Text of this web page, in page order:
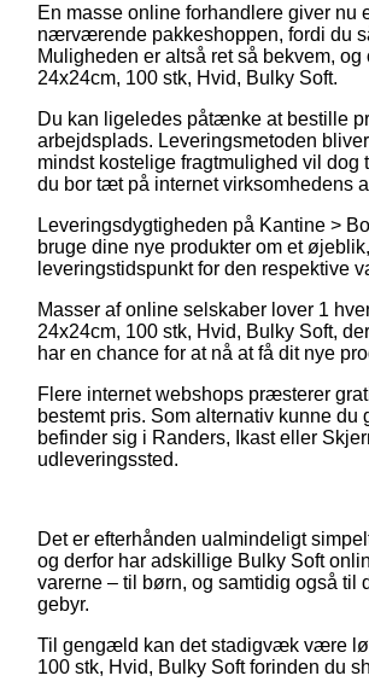
En masse online forhandlere giver nu
nærværende pakkeshoppen, fordi du
Muligheden er altså ret så bekvem,
24x24cm, 100 stk, Hvid, Bulky Soft.
Du kan ligeledes påtænke at bestille
arbejdsplads. Leveringsmetoden
mindst kostelige fragtmulighed vil
du bor tæt på internet virksomhedens
Leveringsdygtigheden på Kantine >
bruge dine nye produkter om et
leveringstidspunkt for den respektive
Masser af online selskaber lover 1
24x24cm, 100 stk, Hvid, Bulky Soft,
har en chance for at nå at få dit nye
Flere internet webshops præsterer
bestemt pris. Som alternativ kunne
befinder sig i Randers, Ikast eller
udleveringssted.
Det er efterhånden ualmindeligt
og derfor har adskillige Bulky Soft
varerne – til børn, og samtidig også til
gebyr.
Til gengæld kan det stadigvæk være
100 stk, Hvid, Bulky Soft forinden du